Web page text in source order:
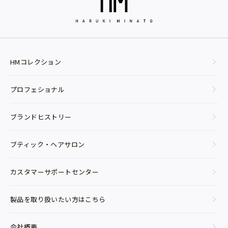
HMコレクション
プロフェショナル
ブランドヒストリー
ブティック・ヘアサロン
カスタマーサポートセンター
製品を取り扱いたい方はこちら